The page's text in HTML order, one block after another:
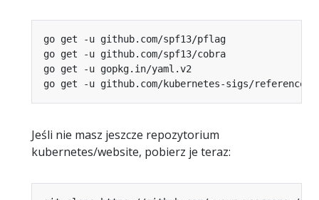
Jeśli nie masz jeszcze repozytorium
kubernetes/website, pobierz je teraz: